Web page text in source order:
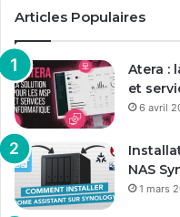
Articles Populaires
Atera :
et
6 avril
NAS
1 mars